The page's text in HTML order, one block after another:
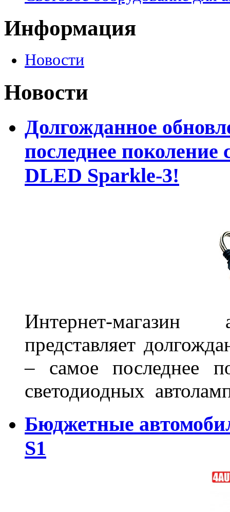
Информация
Новости
Новости
Долгожданное
последнее
DLED Sparkle-3!
Интернет-магазин
представляет
– самое последнее
светодиодных
Бюджетные
S1